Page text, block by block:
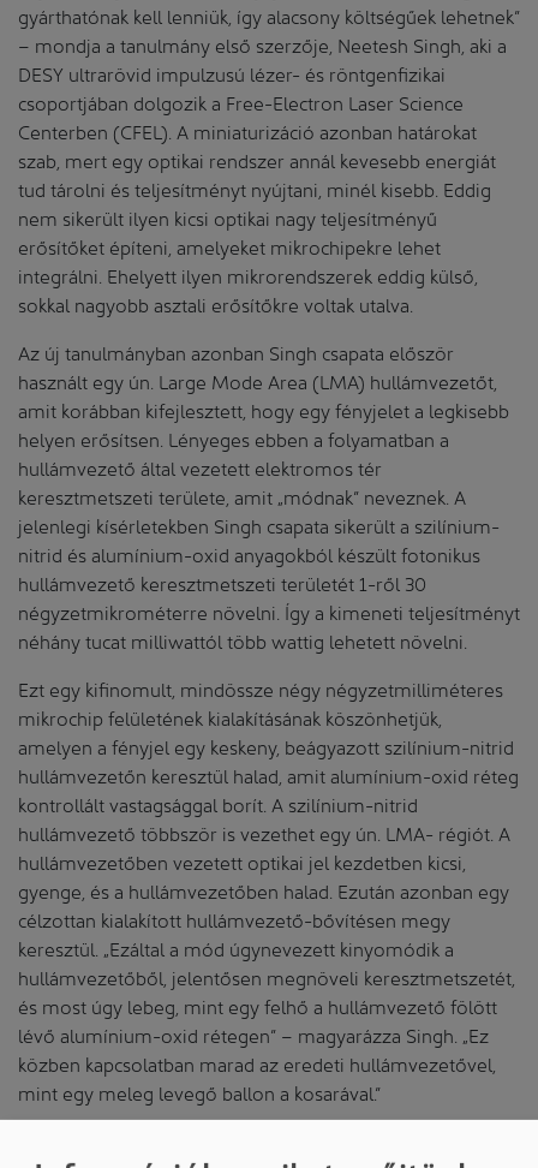
gyárthatónak kell lenniük, így alacsony költségűek lehetnek”
– mondja a tanulmány első szerzője, Neetesh Singh, aki a
DESY ultrarövid impulzusú lézer- és röntgenfizikai
csoportjában dolgozik a Free-Electron Laser Science
Centerben (CFEL). A miniaturizáció azonban határokat
szab, mert egy optikai rendszer annál kevesebb energiát
tud tárolni és teljesítményt nyújtani, minél kisebb. Eddig
nem sikerült ilyen kicsi optikai nagy teljesítményű
erősítőket építeni, amelyeket mikrochipekre lehet
integrálni. Ehelyett ilyen mikrorendszerek eddig külső,
sokkal nagyobb asztali erősítőkre voltak utalva.
Az új tanulmányban azonban Singh csapata először
használt egy ún. Large Mode Area (LMA) hullámvezetőt,
amit korábban kifejlesztett, hogy egy fényjelet a legkisebb
helyen erősítsen. Lényeges ebben a folyamatban a
hullámvezető által vezetett elektromos tér
keresztmetszeti területe, amit „módnak” neveznek. A
jelenlegi kísérletekben Singh csapata sikerült a szilínium-
nitrid és alumínium-oxid anyagokból készült fotonikus
hullámvezető keresztmetszeti területét 1-ről 30
négyzetmikrométerre növelni. Így a kimeneti teljesítményt
néhány tucat milliwattól több wattig lehetett növelni.
Ezt egy kifinomult, mindössze négy négyzetmilliméteres
mikrochip felületének kialakításának köszönhetjük,
amelyen a fényjel egy keskeny, beágyazott szilínium-nitrid
hullámvezetőn keresztül halad, amit alumínium-oxid réteg
kontrollált vastagsággal borít. A szilínium-nitrid
hullámvezető többször is vezethet egy ún. LMA- régiót. A
hullámvezetőben vezetett optikai jel kezdetben kicsi,
gyenge, és a hullámvezetőben halad. Ezután azonban egy
célzottan kialakított hullámvezető-bővítésen megy
keresztül. „Ezáltal a mód úgynevezett kinyomódik a
hullámvezetőből, jelentősen megnöveli keresztmetszetét,
és most úgy lebeg, mint egy felhő a hullámvezető fölött
lévő alumínium-oxid rétegen” – magyarázza Singh. „Ez
közben kapcsolatban marad az eredeti hullámvezetővel,
mint egy meleg levegő ballon a kosarával.”